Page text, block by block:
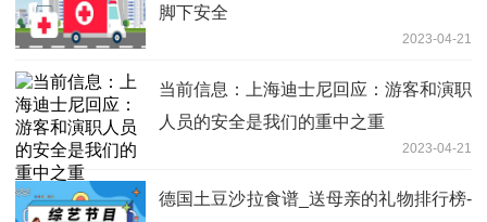
脚下安全
2023-04-21
当前信息：上海迪士尼回应：游客和演职
人员的安全是我们的重中之重
2023-04-21
德国土豆沙拉食谱_送母亲的礼物排行榜-